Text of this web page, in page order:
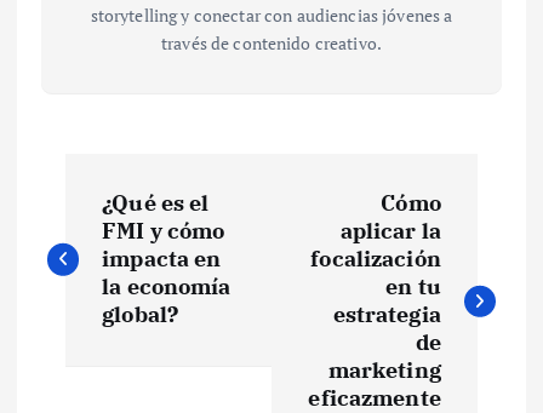
storytelling y conectar con audiencias jóvenes a
través de contenido creativo.
a
¿Qué es el
FMI y cómo
impacta en
la economía
global?
Cómo
aplicar la
focalización
en tu
estrategia
de
marketing
eficazmente